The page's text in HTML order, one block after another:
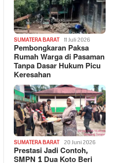
SUMATERA BARAT 11 Juli 2026
Pembongkaran Paksa
Rumah Warga di Pasaman
Tanpa Dasar Hukum Picu
Keresahan
SUMATERA BARAT 20 Juni 2026
Prestasi Jadi Contoh,
SMPN 1 Dua Koto Beri